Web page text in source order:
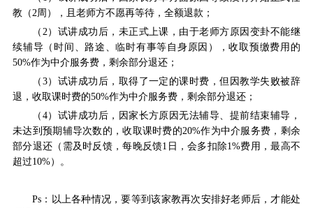
教（2周），且老师方不愿再等待，全额退款；
（2）试讲成功后，未正式上课，由于老师方原因变卦不能继
续辅导（ 时间、路途、临时有事等自身原因 ），收取 预缴费用 的
50%作为中介服务费 ，剩余部分退还 ；
（3）试讲成功后，取得了一定的课时费，但因教学失败被辞
退，收取课时费的50%作为中介服务费，剩余部分退还；
（4）试讲成功后，因家长方原因无法辅导、提前结束辅导，
未达到预期辅导次数的，收取课时费的20%作为中介服务费， 剩余
部分退还 （ 需及时反馈，每晚反馈1日，会多扣除1%费用，最高不
超过10%）。
Ps：以上各种情况，要等到该家教再次安排好老师后，才能处